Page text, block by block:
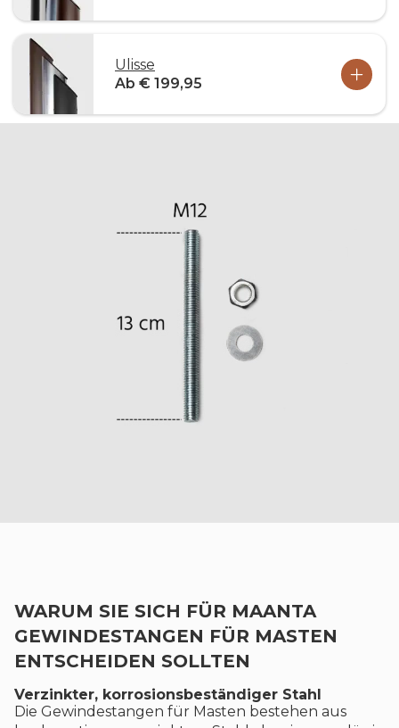
Ulisse
Ab € 199,95
WARUM SIE SICH FÜR MAANTA
GEWINDESTANGEN FÜR MASTEN
ENTSCHEIDEN SOLLTEN
Verzinkter, korrosionsbeständiger Stahl
Die Gewindestangen für Masten bestehen aus